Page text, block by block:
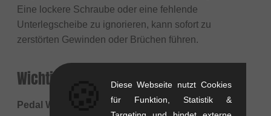
Eine lockere Schraube oder eine fehlende
Unterlegscheibe zu ignorieren, kann sofort zu
zerstörten Gewinden oder Brüchen führen.
Wichtige Ersatzteile erklärt
Pedal Washers (Unterlegscheiben)
Diese Webseite nutzt Cookies
für Funktion, Statistik &